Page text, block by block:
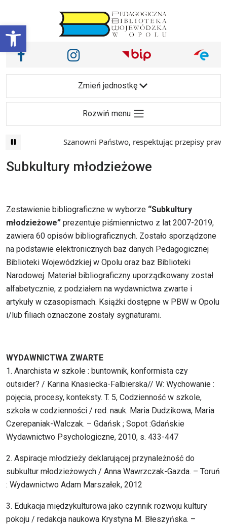
Otwórz pasek narzędzi
Main Navigation
Nasze media społecznościowe i inne
Facebook Instagram
Zmień jednostkę
Rozwiń menu
Szanowni Państwo, respektując przepisy prawa i
Subkultury młodzieżowe
Zestawienie bibliograficzne w wyborze “Subkultury
młodzieżowe” prezentuje piśmiennictwo z lat 2007-2019,
zawiera 60 opisów bibliograficznych. Zostało sporządzone
na podstawie elektronicznych baz danych Pedagogicznej
Biblioteki Wojewódzkiej w Opolu oraz baz Biblioteki
Narodowej. Materiał bibliograficzny uporządkowany został
alfabetycznie, z podziałem na wydawnictwa zwarte i
artykuły w czasopismach. Książki dostępne w PBW w Opolu
i/lub filiach oznaczone zostały sygnaturami.
WYDAWNICTWA ZWARTE
1. Anarchista w szkole : buntownik, konformista czy
outsider? / Karina Knasiecka-Falbierska// W: Wychowanie :
pojęcia, procesy, konteksty. T. 5, Codzienność w szkole,
szkoła w codzienności / red. nauk. Maria Dudzikowa, Maria
Czerepaniak-Walczak. – Gdańsk ; Sopot :Gdańskie
Wydawnictwo Psychologiczne, 2010, s. 433-447
2. Aspiracje młodzieży deklarującej przynależność do
subkultur młodzieżowych / Anna Wawrzczak-Gazda. – Toruń
: Wydawnictwo Adam Marszałek, 2012
3. Edukacja międzykulturowa jako czynnik rozwoju kultury
pokoju / redakcja naukowa Krystyna M. Błeszyńska. –